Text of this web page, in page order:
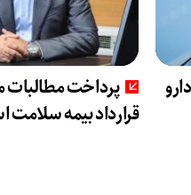
پرداخت مطالبات
قرارداد بیمه سلامت